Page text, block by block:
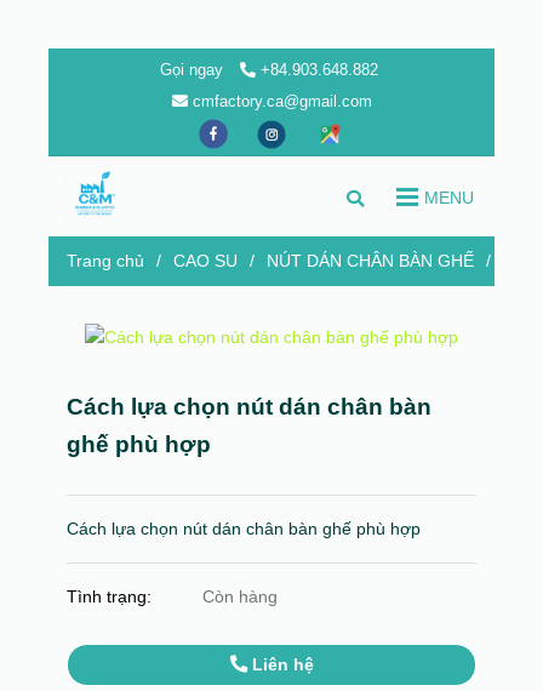
Gọi ngay
+84.903.648.882
cmfactory.ca@gmail.com
MENU
Trang chủ / CAO SU / NÚT DÁN CHÂN BÀN GHẾ /
Cách lựa chọn nút dán chân bàn
ghế phù hợp
Cách lựa chọn nút dán chân bàn ghế phù hợp
Tình trạng: Còn hàng
Liên hệ